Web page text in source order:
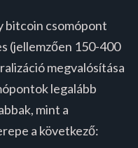
bitcoin csomópont
(jellemzően 150-400
megvalósítása
legalább
mint a
a következő: